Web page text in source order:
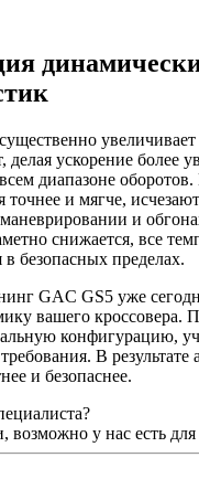
ускорение более
диапазоне
и мягче,
и
снижается, все
безопасных пределах.
GAC GS5 уже
вашего кроссовера.
конфигурацию,
В результате
и безопаснее.
возможно у нас есть